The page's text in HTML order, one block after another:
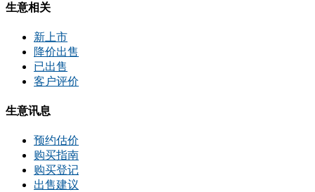
生意相关
新上市
降价出售
已出售
客户评价
生意讯息
预约估价
购买指南
购买登记
出售建议